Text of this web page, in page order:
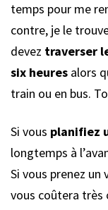
temps pour me
contre, je le
devez traverser
six heures alors
train ou en bus.
Si vous planifiez
longtemps à
Si vous prenez
vous coûtera très